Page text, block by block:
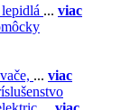
... viac
... viac